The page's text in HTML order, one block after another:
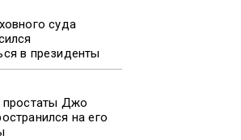
суда
в президенты
простаты Джо
на его